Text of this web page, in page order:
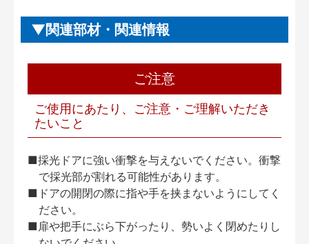
関連部材・関連情報
ご注意
ご使用にあたり、ご注意・ご理解いただき
たいこと
■採光ドアに強い衝撃を与えないでください。衝撃
で採光部が割れる可能性があります。
■ドアの開閉の際に指や手を挟まないようにしてく
ださい。
■扉や把手にぶら下がったり、勢いよく閉めたりし